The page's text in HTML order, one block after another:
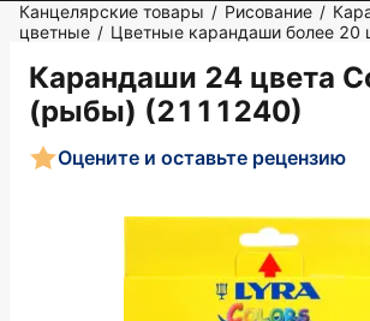
Канцелярские товары / Рисование /
цветные / Цветные карандаши более 20
Карандаши 24 цвета
(рыбы) (2111240)
Оцените и оставьте рецензию